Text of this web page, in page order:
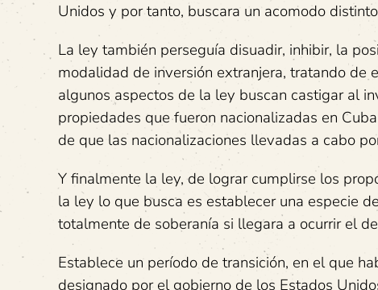
Unidos y por tanto, buscara un acomodo
La ley también perseguía disuadir, inhibir, la
modalidad de inversión extranjera, tratando de
algunos aspectos de la ley buscan castigar al
propiedades que fueron nacionalizadas en
de que las nacionalizaciones llevadas a cabo
Y finalmente la ley, de lograr cumplirse los
la ley lo que busca es establecer una especie
totalmente de soberanía si llegara a ocurrir el
Establece un período de transición, en el que
designado por el gobierno de los Estados